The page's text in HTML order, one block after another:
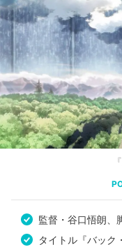
監督・谷口悟朗、
タイトル『バック